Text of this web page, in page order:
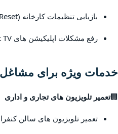
بازیابی تنظیمات کارخانه (Reset)
رفع مشکلات اپلیکیشن های Smart TV
خدمات ویژه برای
🏢تعمیر تلویزیون های تجاری و اداری
تعمیر تلویزیون های سالن